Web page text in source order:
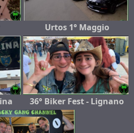
Urtos 1° Maggio
36° Biker Fest - Lignano